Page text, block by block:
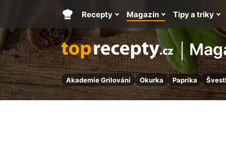
Akademie Grilování Okurka Paprika
Hlavní
stránka
Recepty Magazín Tipy a triky